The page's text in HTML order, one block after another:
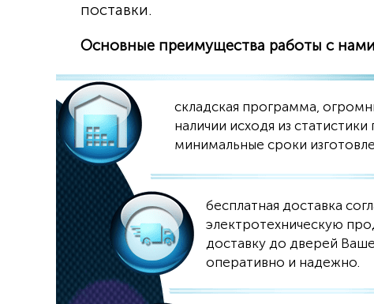
поставки.
Основные преимущества работы с
складская программа,
наличии исходя из
минимальные сроки
бесплатная доставка
электротехническую
доставку до дверей
оперативно и надежно.